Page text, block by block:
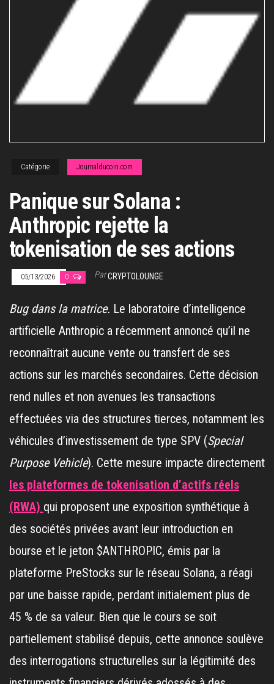
Catégorie Journalducoin.com
Panique sur Solana :
Anthropic rejette la
tokenisation de ses actions
05/13/2026 0 ParCRYPTOLOUNGE
Bug dans la matrice. Le laboratoire d’intelligence
artificielle Anthropic a récemment annoncé qu’il ne
reconnaîtrait aucune vente ou transfert de ses
actions sur les marchés secondaires. Cette décision
rend nulles et non avenues les transactions
effectuées via des structures tierces, notamment les
véhicules d’investissement de type SPV (Special
Purpose Vehicle). Cette mesure impacte directement
les plateformes de tokenisation d’actifs réels
(RWA) qui proposent une exposition synthétique à
des sociétés privées avant leur introduction en
bourse et le jeton $ANTHROPIC, émis par la
plateforme PreStocks sur le réseau Solana, a réagi
par une baisse rapide, perdant initialement plus de
45 % de sa valeur. Bien que le cours se soit
partiellement stabilisé depuis, cette annonce soulève
des interrogations structurelles sur la légitimité des